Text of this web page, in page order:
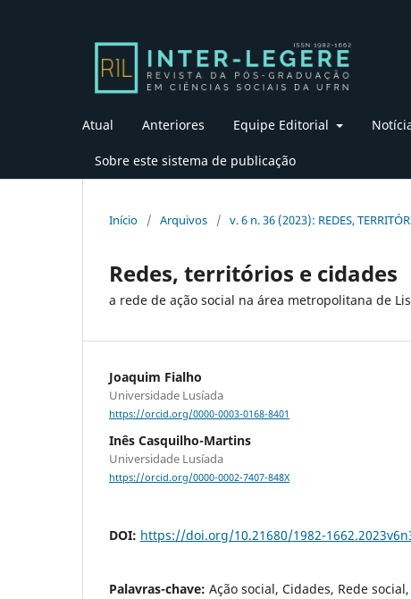
Atual Anteriores Equipe Editorial
Sobre este sistema de publicação
Início / Arquivos / v. 6 n. 36 (2023): REDES,
Redes, territórios e cidades
a rede de ação social na área metropolitana de
Joaquim Fialho
Universidade Lusíada
https://orcid.org/0000-0003-0168-8401
Inês Casquilho-Martins
Universidade Lusíada
https://orcid.org/0000-0002-7407-848X
DOI: https://doi.org/10.21680/1982-
Palavras-chave: Ação social, Cidades, Rede